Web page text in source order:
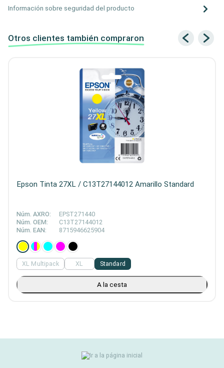
Información sobre seguridad del producto
Otros clientes también compraron
Epson Tinta 27XL / C13T27144012 Amarillo Standard
Núm. AXRO:
EPST271440
Núm. OEM:
C13T27144012
Núm. EAN:
8715946625904
Standard
XL Multipack XL
A la cesta